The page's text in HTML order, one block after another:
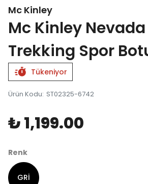
Mc Kinley
Mc Kinley Nevada
Trekking Spor
Tükeniyor
Ürün Kodu: ST02325-6742
₺ 1,199.00
Renk
GRİ